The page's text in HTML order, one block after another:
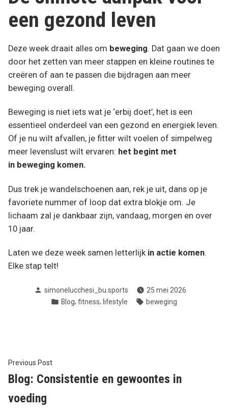
een gezond leven
Deze week draait alles om beweging. Dat gaan we doen
door het zetten van meer stappen en kleine routines te
creëren of aan te passen die bijdragen aan meer
beweging overall.
Beweging is niet iets wat je ‘erbij doet’, het is een
essentieel onderdeel van een gezond en energiek leven.
Of je nu wilt afvallen, je fitter wilt voelen of simpelweg
meer levenslust wilt ervaren: het begint met
in beweging komen.
Dus trek je wandelschoenen aan, rek je uit, dans op je
favoriete nummer of loop dat extra blokje om. Je
lichaam zal je dankbaar zijn, vandaag, morgen en over
10 jaar.
Laten we deze week samen letterlijk in actie komen.
Elke stap telt!
Posted
simonelucchesi_bu.sports
25 mei 2026
Posted
Blog, fitness, lifestyle Tags:
beweging
Bericht
navigatie
Previous PostPrevious
post:
Blog: Consistentie en gewoontes in
voeding